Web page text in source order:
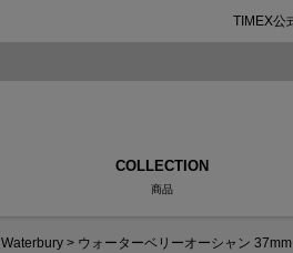
TIMEX公
COLLECTION
商品
Waterbury ウォーターベリーオーシャン